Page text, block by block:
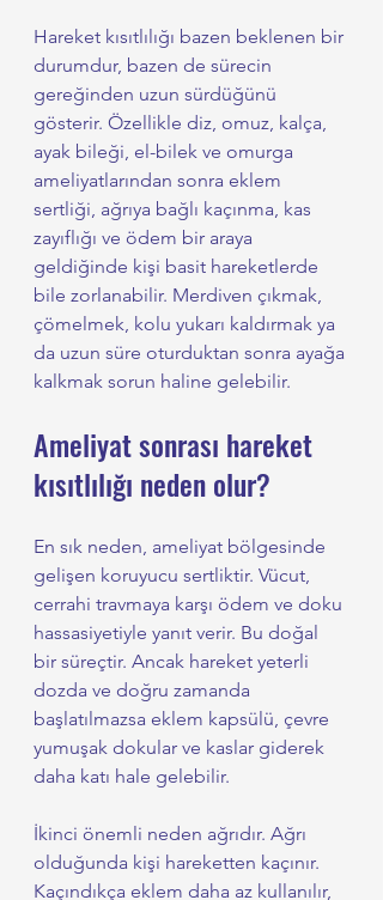
Hareket kısıtlılığı bazen beklenen bir
durumdur, bazen de sürecin
gereğinden uzun sürdüğünü
gösterir. Özellikle diz, omuz, kalça,
ayak bileği, el-bilek ve omurga
ameliyatlarından sonra eklem
sertliği, ağrıya bağlı kaçınma, kas
zayıflığı ve ödem bir araya
geldiğinde kişi basit hareketlerde
bile zorlanabilir. Merdiven çıkmak,
çömelmek, kolu yukarı kaldırmak ya
da uzun süre oturduktan sonra ayağa
kalkmak sorun haline gelebilir.
Ameliyat sonrası hareket
kısıtlılığı neden olur?
En sık neden, ameliyat bölgesinde
gelişen koruyucu sertliktir. Vücut,
cerrahi travmaya karşı ödem ve doku
hassasiyetiyle yanıt verir. Bu doğal
bir süreçtir. Ancak hareket yeterli
dozda ve doğru zamanda
başlatılmazsa eklem kapsülü, çevre
yumuşak dokular ve kaslar giderek
daha katı hale gelebilir.
İkinci önemli neden ağrıdır. Ağrı
olduğunda kişi hareketten kaçınır.
Kaçındıkça eklem daha az kullanılır,